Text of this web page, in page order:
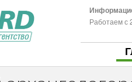
Работаем с